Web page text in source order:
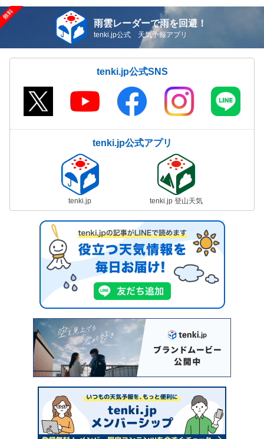
雨雲レーダーで雨を回避！
tenki.jp公式 天気予報アプリ
tenki.jp公式SNS
tenki.jp公式アプリ
tenki.jp tenki.jp 登山天気